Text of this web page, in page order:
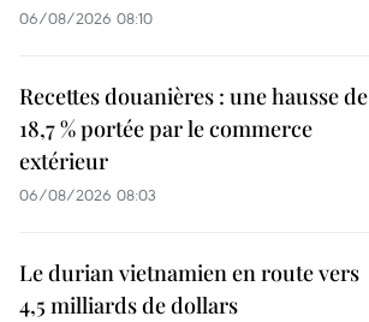
06/08/2026 08:10
Recettes douanières : une hausse de
18,7 % portée par le commerce
extérieur
06/08/2026 08:03
Le durian vietnamien en route vers
4,5 milliards de dollars